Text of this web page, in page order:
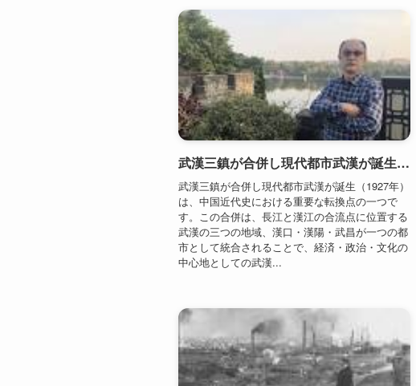
武漢三鎮が合併し現代都市武漢が誕生（1927年）
は、中国近代史における重要な転換点の一つで
す。この合併は、長江と漢江の合流点に位置する
武漢の三つの地域、漢口・漢陽・武昌が一つの都
市として統合されることで、経済・政治・文化の
中心地としての武漢...
張之洞が湖広総督に就任、漢陽で兵器工場と製鉄所を創設（1890年）
中国の中部に位置する武漢は、長江と漢江の合流
点に位置し、歴史的にも交通と経済の要衝として